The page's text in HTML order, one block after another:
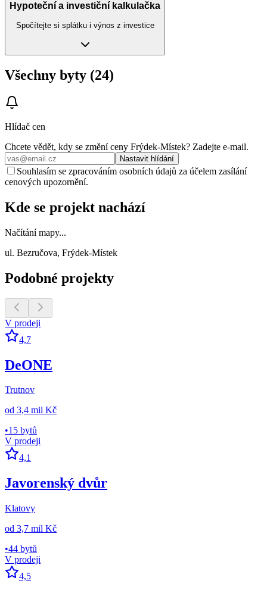
Hypoteční a investiční kalkulačka
Spočítejte si splátku i výnos z investice
Všechny byty (24)
Hlídač cen
Chcete vědět, kdy se změní ceny Frýdek-Místek? Zadejte e‑mail.
Nastavit hlídání
Souhlasím se zpracováním osobních údajů za účelem zasílání
cenových upozornění.
Kde se projekt nachází
Načítání mapy...
ul. Bezručova, Frýdek-Místek
Podobné projekty
V prodeji
4,7
DeONE
Trutnov
od 3,4 mil Kč
•15 bytů
V prodeji
4,1
Javorenský dvůr
Klatovy
od 3,7 mil Kč
•44 bytů
V prodeji
4,5